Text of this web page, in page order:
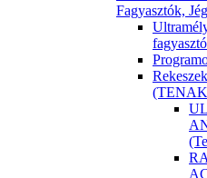
Fagyasztók,